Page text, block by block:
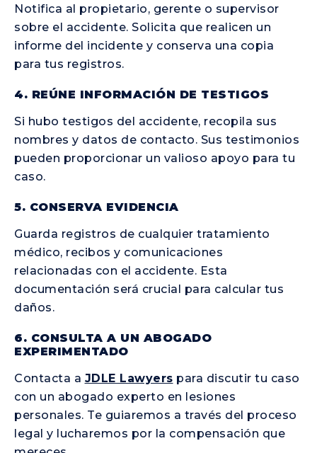
Notifica al propietario, gerente o supervisor
sobre el accidente. Solicita que realicen un
informe del incidente y conserva una copia
para tus registros.
4. REÚNE INFORMACIÓN DE TESTIGOS
Si hubo testigos del accidente, recopila sus
nombres y datos de contacto. Sus testimonios
pueden proporcionar un valioso apoyo para tu
caso.
5. CONSERVA EVIDENCIA
Guarda registros de cualquier tratamiento
médico, recibos y comunicaciones
relacionadas con el accidente. Esta
documentación será crucial para calcular tus
daños.
6. CONSULTA A UN ABOGADO
EXPERIMENTADO
Contacta a JDLE Lawyers para discutir tu caso
con un abogado experto en lesiones
personales. Te guiaremos a través del proceso
legal y lucharemos por la compensación que